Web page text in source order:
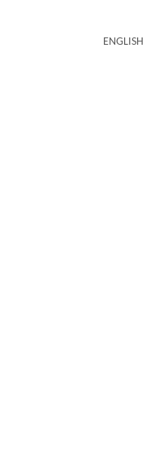
ENGLISH